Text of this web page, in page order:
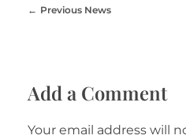
Previous News
Add a Comment
Your email address will